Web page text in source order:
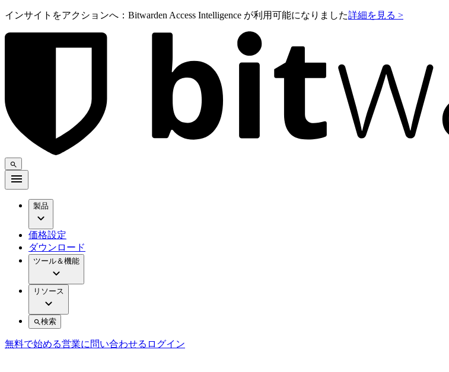
インサイトをアクションへ：Bitwarden Access Intelligence が利用可能になりました詳細を見る >
製品
価格設定
ダウンロード
ツール＆機能
リソース
検索
無料で始める営業に問い合わせる ログイン